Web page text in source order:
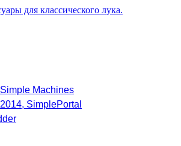
для классического лука.
Simple Machines
SimplePortal